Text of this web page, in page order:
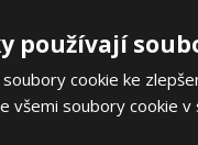
větší díl zahrady,
protože Buero
přitom topografie
používají
cookie ke
všemi soubory cookie v